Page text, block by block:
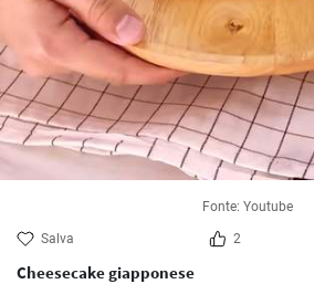
Fonte: Youtube
Salva 2
Cheesecake giapponese